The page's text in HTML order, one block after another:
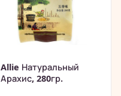
Allie Натуральный
Арахис, 280гр.